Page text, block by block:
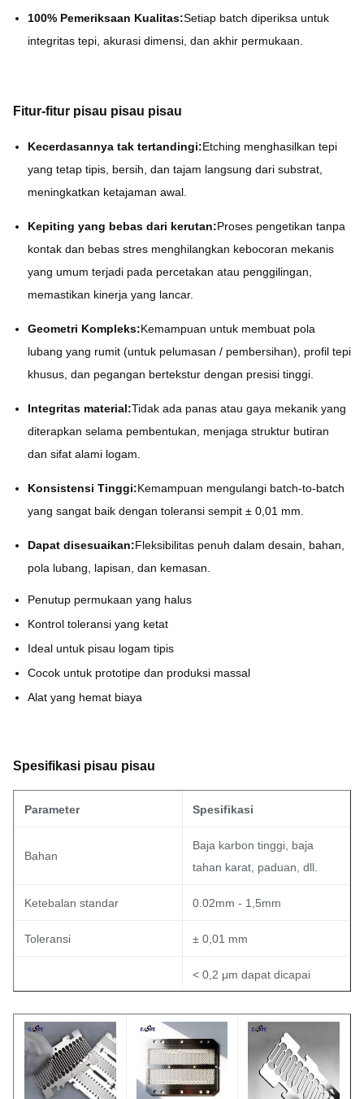
100% Pemeriksaan Kualitas:Setiap batch diperiksa untuk
integritas tepi, akurasi dimensi, dan akhir permukaan.
Fitur-fitur pisau pisau pisau
Kecerdasannya tak tertandingi:Etching menghasilkan tepi
yang tetap tipis, bersih, dan tajam langsung dari substrat,
meningkatkan ketajaman awal.
Kepiting yang bebas dari kerutan:Proses pengetikan tanpa
kontak dan bebas stres menghilangkan kebocoran mekanis
yang umum terjadi pada percetakan atau penggilingan,
memastikan kinerja yang lancar.
Geometri Kompleks:Kemampuan untuk membuat pola
lubang yang rumit (untuk pelumasan / pembersihan), profil tepi
khusus, dan pegangan bertekstur dengan presisi tinggi.
Integritas material:Tidak ada panas atau gaya mekanik yang
diterapkan selama pembentukan, menjaga struktur butiran
dan sifat alami logam.
Konsistensi Tinggi:Kemampuan mengulangi batch-to-batch
yang sangat baik dengan toleransi sempit ± 0,01 mm.
Dapat disesuaikan:Fleksibilitas penuh dalam desain, bahan,
pola lubang, lapisan, dan kemasan.
Penutup permukaan yang halus
Kontrol toleransi yang ketat
Ideal untuk pisau logam tipis
Cocok untuk prototipe dan produksi massal
Alat yang hemat biaya
Spesifikasi pisau pisau
Parameter Spesifikasi
Bahan
Baja karbon tinggi, baja
tahan karat, paduan, dll.
Ketebalan standar 0.02mm - 1,5mm
Toleransi ± 0,01 mm
< 0,2 μm dapat dicapai
pengolahan)
Perbaikan permukaan
Cerah, Matte, atau sesuai
kebutuhan